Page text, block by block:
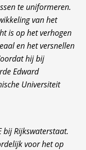
te uniformeren.
van het
is op het verhogen
en het versnellen
hij bij
Edward
Universiteit
bij Rijkswaterstaat.
voor het op